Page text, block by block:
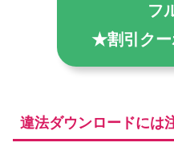
フ
★割引ク
違法ダウンロードには